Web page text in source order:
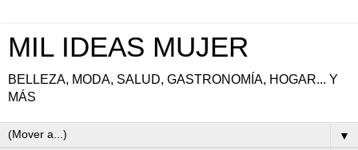
MIL IDEAS MUJER
BELLEZA, MODA, SALUD, GASTRONOMÍA, HOGAR... Y
MÁS
▼